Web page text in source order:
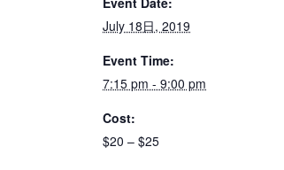
July 18日, 2019
Event Time:
7:15 pm - 9:00 pm
Cost:
$20 – $25